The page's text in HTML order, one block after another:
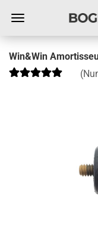
Win&Win